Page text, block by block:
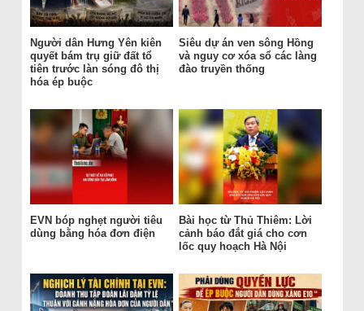
Người dân Hưng Yên kiên
quyết bám trụ giữ đất tổ
tiên trước làn sóng đô thị
hóa ép buộc
Siêu dự án ven sông Hồng
và nguy cơ xóa sổ các làng
đào truyền thống
EVN bóp nghẹt người tiêu
dùng bằng hóa đơn điện
Bài học từ Thủ Thiêm: Lời
cảnh báo đắt giá cho cơn
lốc quy hoạch Hà Nội